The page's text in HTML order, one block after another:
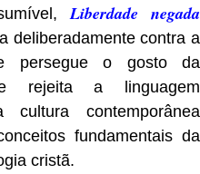
Liberdade negada
deliberadamente contra a
persegue o gosto da
rejeita a linguagem
contemporânea
fundamentais da
cristã.